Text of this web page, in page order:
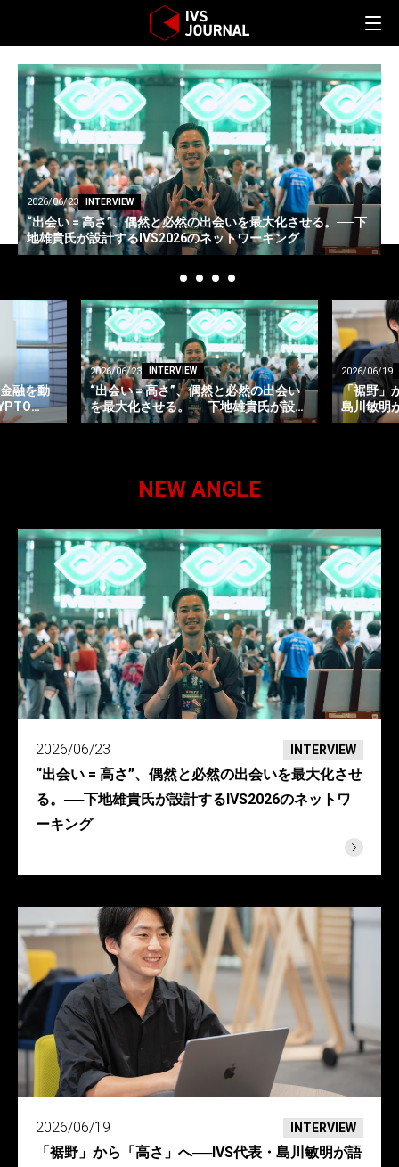
2026/06/19 INTERVIEW
「裾野」から「高さ」へ──IVS代表・島川敏明が語る、
IVS2026に込める想い
出会い
氏が設計
グ
2026/06/19 INTERVIEW
「裾野」から「高さ」へ──IVS代表・
島川敏明が語る、IVS2026に込める想
い
2026/06/19
「夜明け
かす──神
ZONE
NEW ANGLE
2026/06/23 INTERVIEW
“出会い = 高さ”、偶然と必然の出会いを最大化させ
る。──下地雄貴氏が設計するIVS2026のネットワ
ーキング
2026/06/19 INTERVIEW
「裾野」から「高さ」へ──IVS代表・島川敏明が語